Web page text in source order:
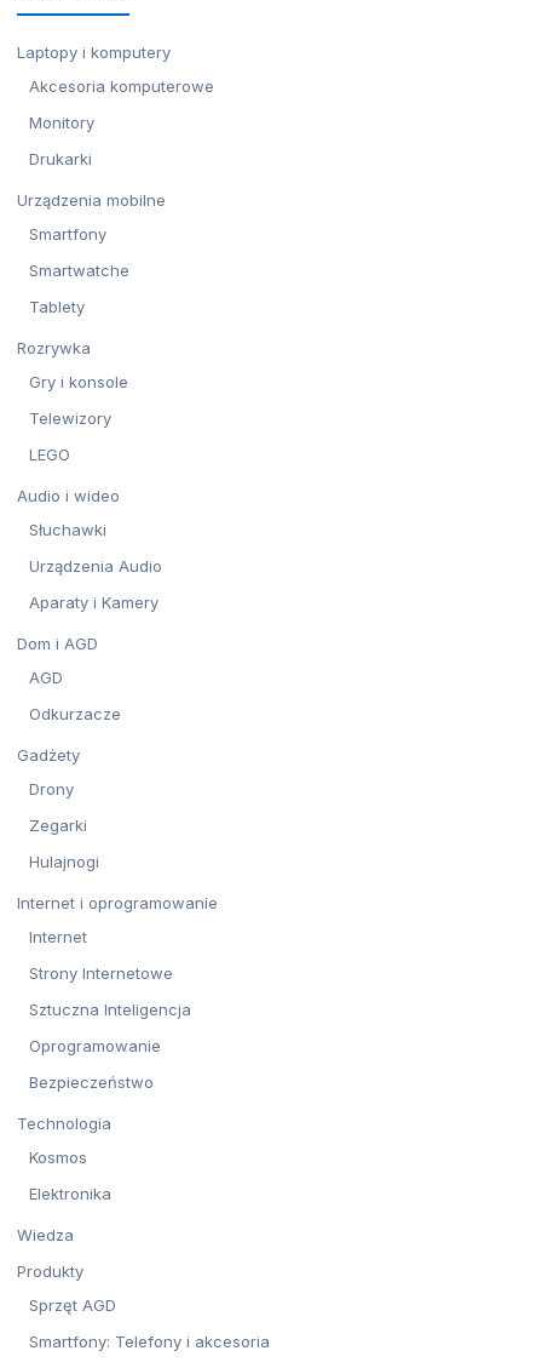
Laptopy i komputery
Akcesoria komputerowe
Monitory
Drukarki
Urządzenia mobilne
Smartfony
Smartwatche
Tablety
Rozrywka
Gry i konsole
Telewizory
LEGO
Audio i wideo
Słuchawki
Urządzenia Audio
Aparaty i Kamery
Dom i AGD
AGD
Odkurzacze
Gadżety
Drony
Zegarki
Hulajnogi
Internet i oprogramowanie
Internet
Strony Internetowe
Sztuczna Inteligencja
Oprogramowanie
Bezpieczeństwo
Technologia
Kosmos
Elektronika
Wiedza
Produkty
Sprzęt AGD
Smartfony: Telefony i akcesoria